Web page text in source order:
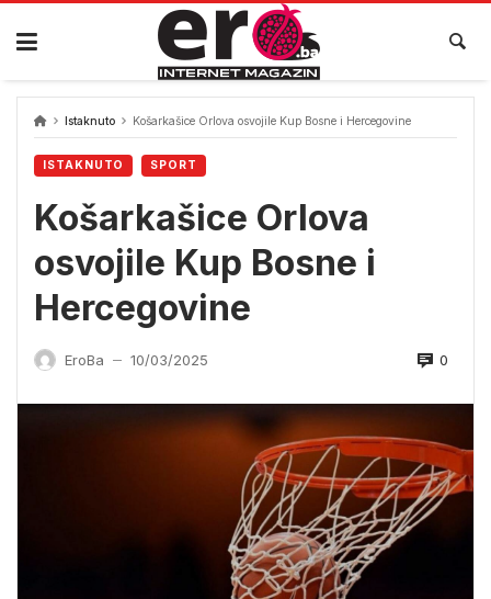
Skip
content
Istaknuto Košarkašice Orlova osvojile Kup Bosne i Hercegovine
ISTAKNUTO SPORT
Košarkašice Orlova
osvojile Kup Bosne i
Hercegovine
EroBa — 10/03/2025 0